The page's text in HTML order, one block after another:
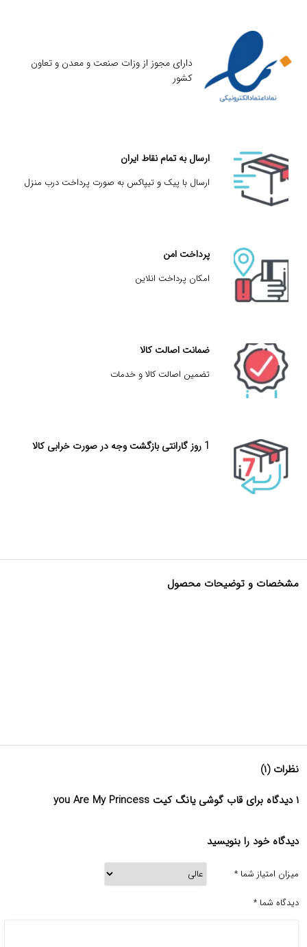
دارای مجوز از وزات صنعت و معدن و تعاون
کشور
ارسال به تمام نقاط ایران
ارسال با پیک و تیپاکس به صورت پرداخت درب منزل
پرداخت امن
امکان پرداخت انلاین
ضمانت اصالت کالا
تضمین اصالت کالا و خدمات
1 روز گارانتی بازگشت وجه در صورت خرابی کالا
مشخصات و توضیحات محصول
نظرات (۱)
۱ دیدگاه برای قاب گوشی یانگ کیت you Are My Princess
دیدگاه خود را بنویسید
میزان امتیاز شما *
دیدگاه شما *